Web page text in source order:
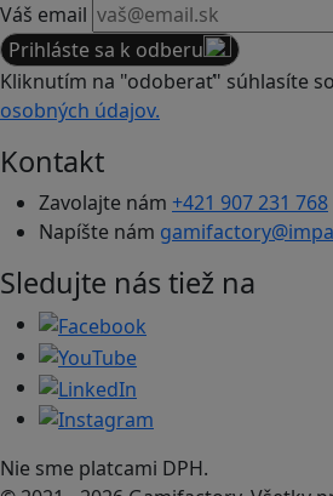
Váš email
Prihláste sa k odberu
Kliknutím na "odoberať" súhlasíte so
osobných údajov.
Kontakt
Zavolajte nám +421 907 231 768
Napíšte nám
Sledujte nás tiež na
Nie sme platcami DPH.